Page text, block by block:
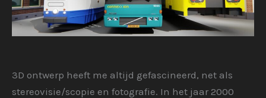
3D ontwerp heeft me altijd gefascineerd, net als
stereovisie/scopie en fotografie. In het jaar 2000